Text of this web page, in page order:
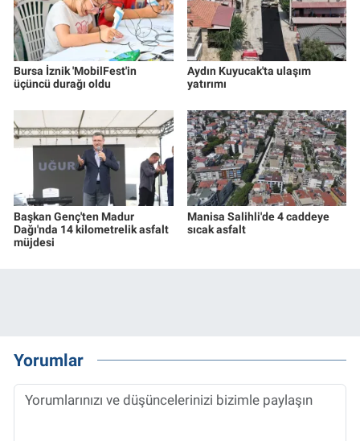
Bursa İznik 'MobilFest'in
üçüncü durağı oldu
Aydın Kuyucak'ta ulaşım
yatırımı
Başkan Genç'ten Madur
Dağı'nda 14 kilometrelik asfalt
müjdesi
Manisa Salihli'de 4 caddeye
sıcak asfalt
Yorumlar